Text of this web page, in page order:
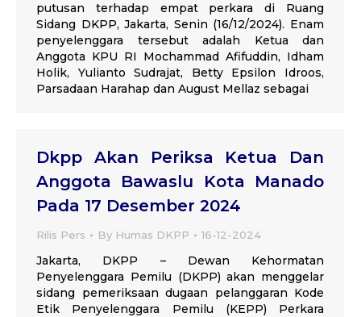
putusan terhadap empat perkara di Ruang
Sidang DKPP, Jakarta, Senin (16/12/2024). Enam
penyelenggara tersebut adalah Ketua dan
Anggota KPU RI Mochammad Afifuddin, Idham
Holik, Yulianto Sudrajat, Betty Epsilon Idroos,
Parsadaan Harahap dan August Mellaz sebagai
Dkpp Akan Periksa Ketua Dan
Anggota Bawaslu Kota Manado
Pada 17 Desember 2024
Rilis Pers By Humas DKPP 16-12-2024
Jakarta, DKPP – Dewan Kehormatan
Penyelenggara Pemilu (DKPP) akan menggelar
sidang pemeriksaan dugaan pelanggaran Kode
Etik Penyelenggara Pemilu (KEPP) Perkara